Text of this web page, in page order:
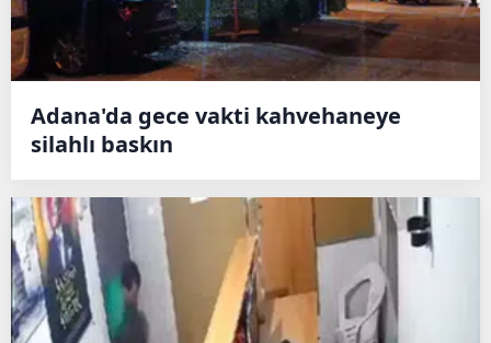
Adana'da gece vakti kahvehaneye
silahlı baskın